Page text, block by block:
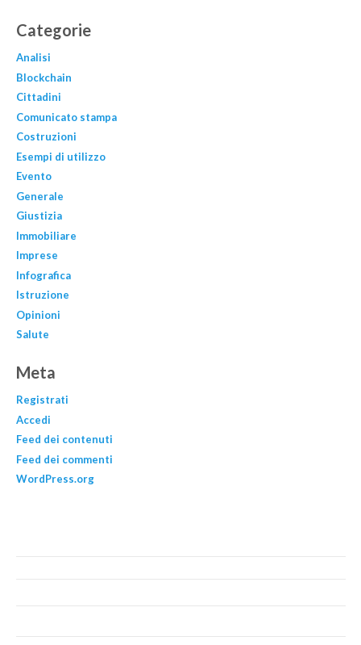
Categorie
Analisi
Blockchain
Cittadini
Comunicato stampa
Costruzioni
Esempi di utilizzo
Evento
Generale
Giustizia
Immobiliare
Imprese
Infografica
Istruzione
Opinioni
Salute
Meta
Registrati
Accedi
Feed dei contenuti
Feed dei commenti
WordPress.org